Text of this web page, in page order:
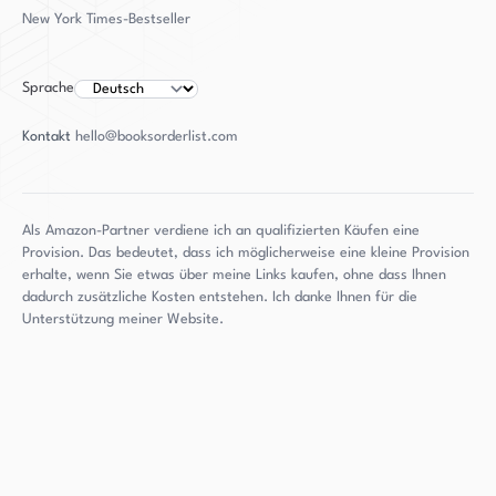
bringt Myers eine einzigartige und wertvolle
New York Times-Bestseller
Sprache
Kontakt hello@booksorderlist.com
Als Amazon-Partner verdiene ich an qualifizierten Käufen eine
Provision. Das bedeutet, dass ich möglicherweise eine kleine Provision
erhalte, wenn Sie etwas über meine Links kaufen, ohne dass Ihnen
dadurch zusätzliche Kosten entstehen. Ich danke Ihnen für die
Unterstützung meiner Website.